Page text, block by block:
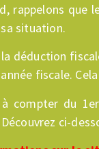
rappelons que
situation.
déduction
année fiscale.
à compter du
ci-